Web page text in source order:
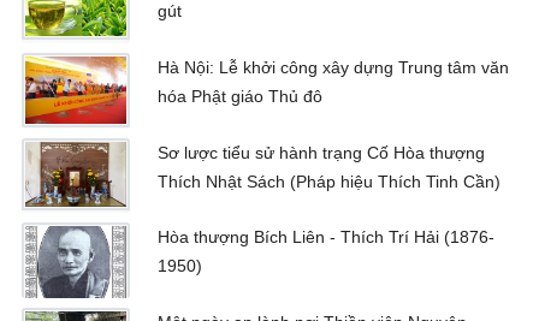
gút
Hà Nội: Lễ khởi công xây dựng Trung tâm văn
hóa Phật giáo Thủ đô
Sơ lược tiểu sử hành trạng Cố Hòa thượng
Thích Nhật Sách (Pháp hiệu Thích Tinh Cần)
Hòa thượng Bích Liên - Thích Trí Hải (1876-
1950)